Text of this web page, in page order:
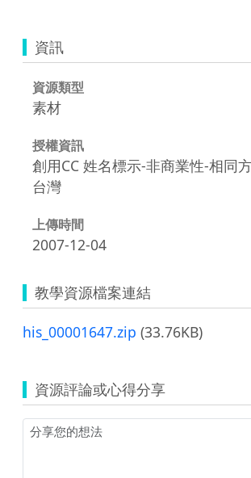
資訊
資源類型
素材
授權資訊
創用CC 姓名標示-非商業性-相同
台灣
上傳時間
2007-12-04
教學資源檔案連結
his_00001647.zip (33.76KB)
資源評論或心得分享